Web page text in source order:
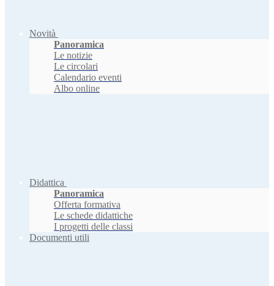
Novità
Panoramica
Le notizie
Le circolari
Calendario eventi
Albo online
Didattica
Panoramica
Offerta formativa
Le schede didattiche
I progetti delle classi
Documenti utili